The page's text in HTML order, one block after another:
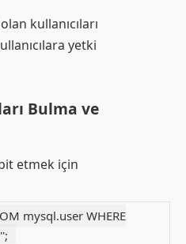
kullanıcıları
yetki
Bulma ve
etmek için
mysql.user WHERE